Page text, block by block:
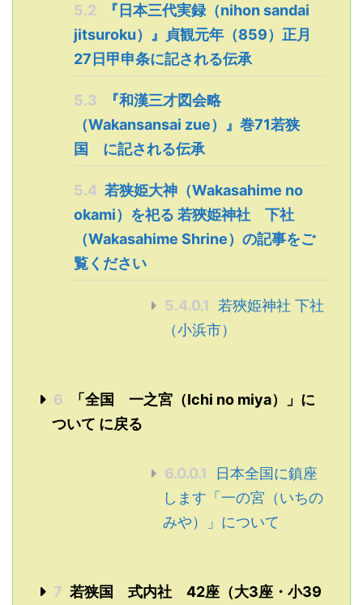
5.2
『日本三代実録（nihon sandai
jitsuroku）』貞観元年（859）正月
27日甲申条に記される伝承
5.3
『和漢三才図会略
（Wakansansai zue）』巻71若狭
国 に記される伝承
5.4 若狭姫大神（Wakasahime no
okami）を祀る 若狹姫神社 下社
（Wakasahime Shrine）の記事をご
覧ください
5.4.0.1
若狹姫神社 下社
（小浜市）
6
「全国 一之宮（Ichi no miya）」に
ついて に戻る
6.0.0.1
日本全国に鎮座
します「一の宮（いちの
みや）」について
7 若狭国 式内社 42座（大3座・小39